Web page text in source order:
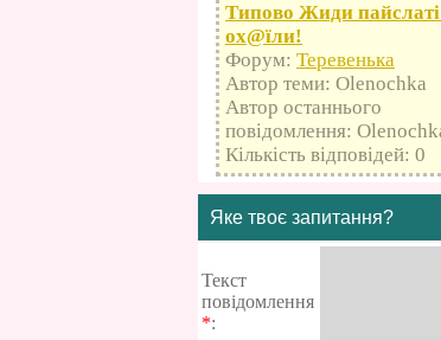
Типово Жиди пайслаті
оx@їли!
Форум: Теревенька
Автор теми: Olenochka
Автор останнього
повідомлення:
Кількість відповідей: 0
Яке твоє запитання?
Текст
повідомлення
*: